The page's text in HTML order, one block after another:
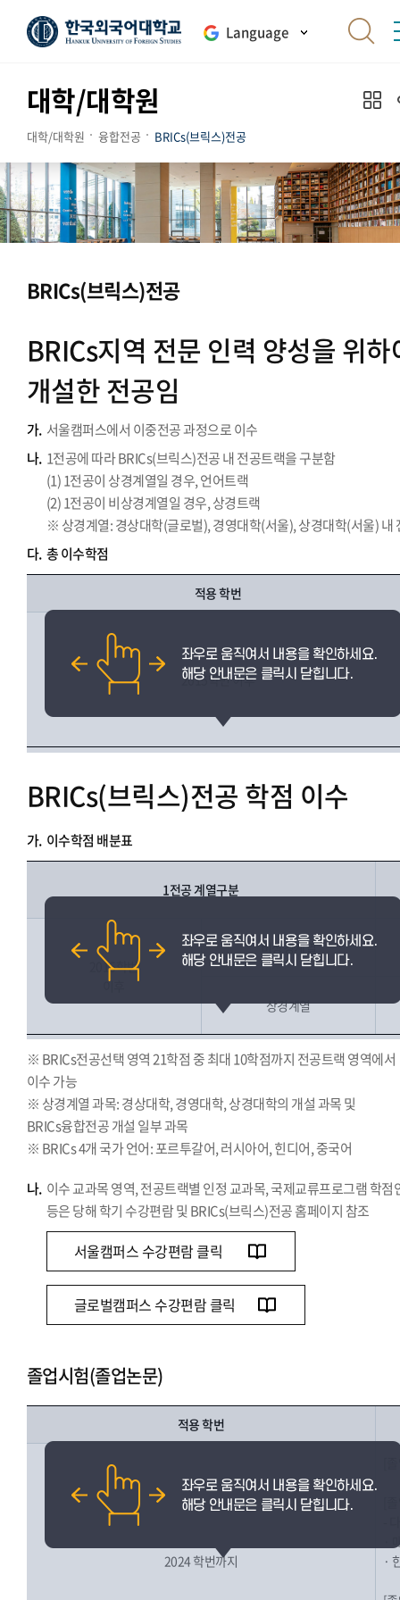
Language
대학/대학원
대학/대학원 융합전공 BRICs(브릭스)전공
BRICs(브릭스)전공
BRICs지역 전문 인력 양성을 위하
개설한 전공임
가. 서울캠퍼스에서 이중전공 과정으로 이수
나. 1전공에 따라 BRICs(브릭스)전공 내 전공트랙을 구분함
(1) 1전공이 상경계열일 경우, 언어트랙
(2) 1전공이 비상경계열일 경우, 상경트랙
※ 상경계열: 경상대학(글로벌), 경영대학(서울), 상경대학(서울) 내
다. 총 이수학점
적용 학번
2015학번 이후
BRICs(브릭스)전공 학점 이수
가. 이수학점 배분표
1전공 계열구분
2015학번
이후
비상경계열
상경계열
※ BRICs전공선택 영역 21학점 중 최대 10학점까지 전공트랙 영역에서
이수 가능
※ 상경계열 과목: 경상대학, 경영대학, 상경대학의 개설 과목 및
BRICs융합전공 개설 일부 과목
※ BRICs 4개 국가 언어: 포르투갈어, 러시아어, 힌디어, 중국어
나. 이수 교과목 영역, 전공트랙별 인정 교과목, 국제교류프로그램 학점
등은 당해 학기 수강편람 및 BRICs(브릭스)전공 홈페이지 참조
서울캠퍼스 수강편람 클릭
글로벌캠퍼스 수강편람 클릭
졸업시험(졸업논문)
적용 학번
2024 학번까지
·